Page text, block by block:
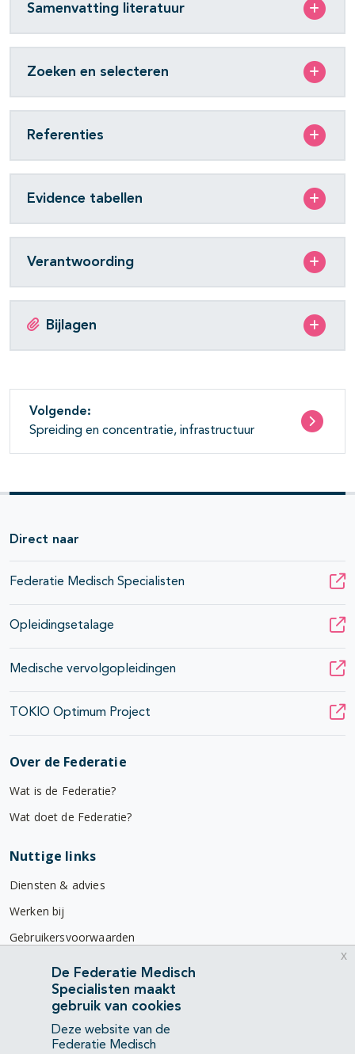
Samenvatting literatuur
Zoeken en selecteren
Referenties
Evidence tabellen
Verantwoording
Bijlagen
Volgende:
Spreiding en concentratie, infrastructuur
Direct naar
Federatie Medisch Specialisten
Opleidingsetalage
Medische vervolgopleidingen
TOKIO Optimum Project
Over de Federatie
Wat is de Federatie?
Wat doet de Federatie?
Nuttige links
Diensten & advies
Werken bij
Gebruikersvoorwaarden
Privacyverklaring
Contact
Mercatorlaan 1200
3528 BL Utrecht
De Federatie Medisch
Specialisten maakt
gebruik van cookies
Deze website van de
Federatie Medisch
x